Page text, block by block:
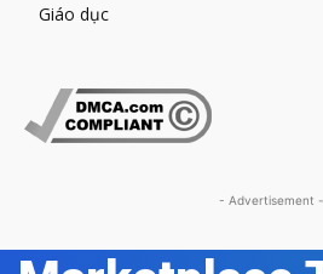
Giáo dục
- Advertisement -